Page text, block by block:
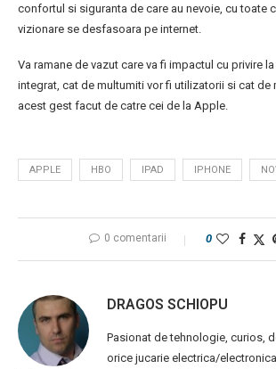
confortul si siguranta de care au nevoie, cu toate
vizionare se desfasoara pe internet.
Va ramane de vazut care va fi impactul cu privire
integrat, cat de multumiti vor fi utilizatorii si cat de
acest gest facut de catre cei de la Apple.
APPLE HBO IPAD IPHONE
0 comentarii 0
DRAGOS SCHIOPU
Pasionat de tehnologie, curios,
orice jucarie electrica/